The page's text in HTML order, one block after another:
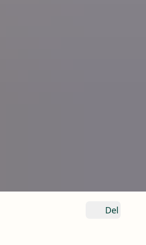
Del